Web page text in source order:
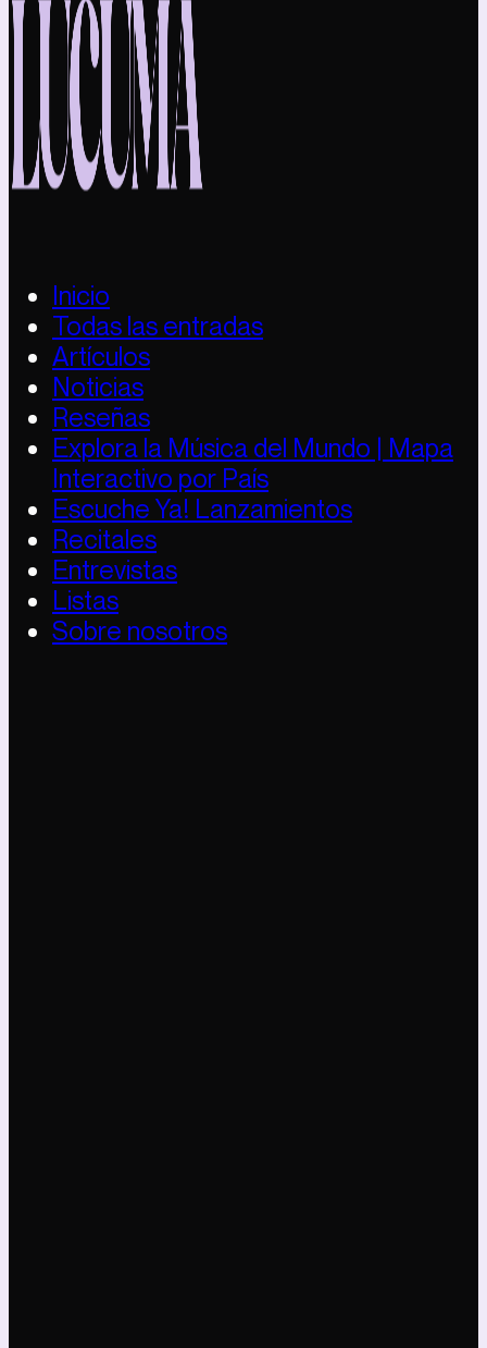
Inicio
Todas las entradas
Artículos
Noticias
Reseñas
Explora la Música del Mundo | Mapa
Interactivo por País
Escuche Ya! Lanzamientos
Recitales
Entrevistas
Listas
Sobre nosotros